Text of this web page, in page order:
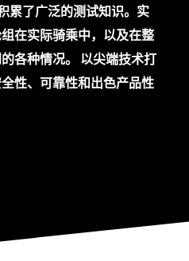
累了广泛的测试知识。实
在实际骑乘中，以及在整
各种情况。 以尖端技术打
性、可靠性和出色产品性